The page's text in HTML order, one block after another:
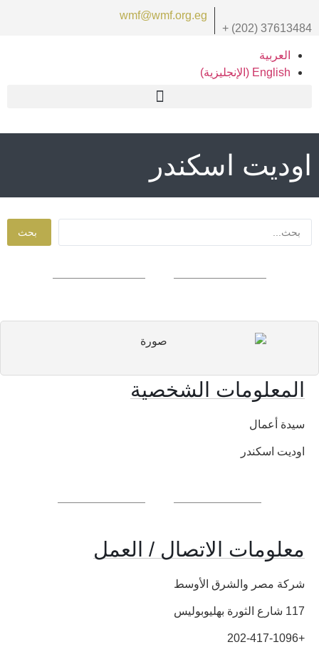
+ (202) 37613484
wmf@wmf.org.eg
العربية
English
( الإنجليزية)
اوديت اسكندر
بحث
المعلومات الشخصية
سيدة أعمال
اوديت اسكندر
معلومات الاتصال / العمل
شركة مصر والشرق الأوسط
117 شارع الثورة بهليوبوليس
+202-417-1096